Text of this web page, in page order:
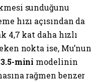
sunduğunu
hızı açısından da
4,7 kat daha hızlı
nokta ise, Mu’nun
mini modelinin
rağmen benzer